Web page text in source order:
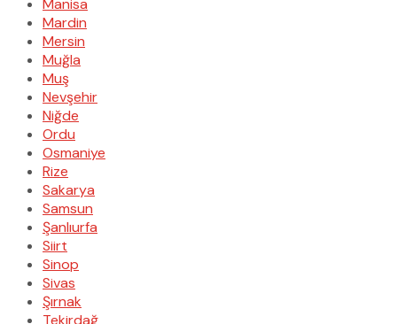
Manisa
Mardin
Mersin
Muğla
Muş
Nevşehir
Niğde
Ordu
Osmaniye
Rize
Sakarya
Samsun
Şanlıurfa
Siirt
Sinop
Sivas
Şırnak
Tekirdağ